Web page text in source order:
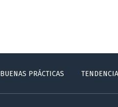
BUENAS PRÁCTICAS